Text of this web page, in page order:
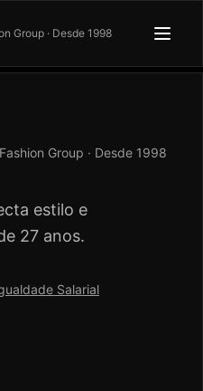
Group · Desde 1998
Fashion Group · Desde 1998
estilo e
27 anos.
Salarial